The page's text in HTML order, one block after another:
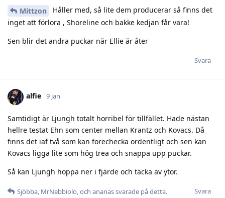
Mittzon
Håller med, så lite dem producerar så finns det
inget att förlora , Shoreline och bakke kedjan får vara!
Sen blir det andra puckar när Ellie är åter
Svara
alfie 9 jan
Samtidigt är Ljungh totalt horribel för tillfället. Hade nästan
hellre testat Ehn som center mellan Krantz och Kovacs. Då
finns det iaf två som kan forechecka ordentligt och sen kan
Kovacs ligga lite som hög trea och snappa upp puckar.
Så kan Ljungh hoppa ner i fjärde och täcka av ytor.
Svara
Sjöbba, MrNebbiolo, och ananassvarade på detta.